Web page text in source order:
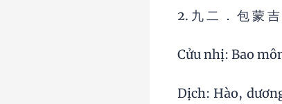
2. 九 二 ． 包 蒙
Cửu nhị: Bao
Dịch: Hào,